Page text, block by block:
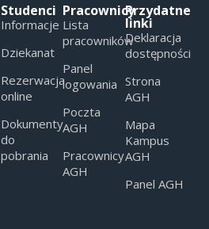
Studenci
Informacje
Dziekanat
Rezerwacja
online
Dokumenty
do
pobrania
Pracownicy
Lista
pracowników
Panel
logowania
Poczta
AGH
Pracownicy
AGH
Przydatne
linki
Deklaracja
dostępności
Strona
AGH
Mapa
Kampus
AGH
Panel AGH